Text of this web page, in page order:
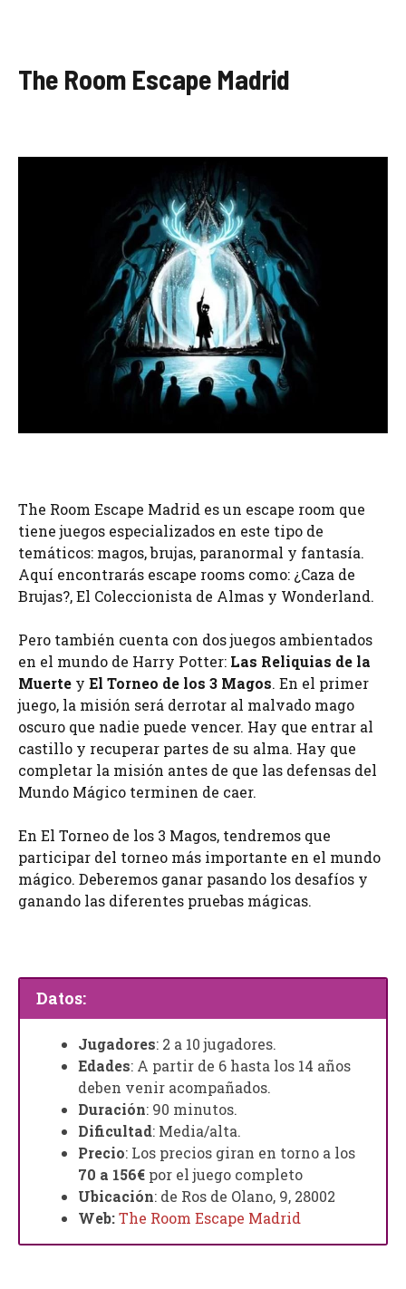
The Room Escape Madrid
The Room Escape Madrid es un escape room que
tiene juegos especializados en este tipo de
temáticos: magos, brujas, paranormal y fantasía.
Aquí encontrarás escape rooms como: ¿Caza de
Brujas?, El Coleccionista de Almas y Wonderland.
Pero también cuenta con dos juegos ambientados
en el mundo de Harry Potter: Las Reliquias de la
Muerte y El Torneo de los 3 Magos. En el primer
juego, la misión será derrotar al malvado mago
oscuro que nadie puede vencer. Hay que entrar al
castillo y recuperar partes de su alma. Hay que
completar la misión antes de que las defensas del
Mundo Mágico terminen de caer.
En El Torneo de los 3 Magos, tendremos que
participar del torneo más importante en el mundo
mágico. Deberemos ganar pasando los desafíos y
ganando las diferentes pruebas mágicas.
Datos:
Jugadores: 2 a 10 jugadores.
Edades: A partir de 6 hasta los 14 años
deben venir acompañados.
Duración: 90 minutos.
Dificultad: Media/alta.
Precio: Los precios giran en torno a los
70 a 156€ por el juego completo
Ubicación: de Ros de Olano, 9, 28002
Web:The Room Escape Madrid